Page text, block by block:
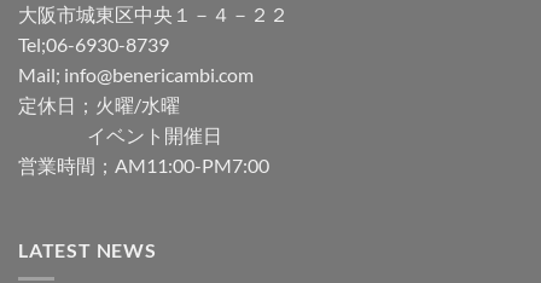
大阪市城東区中央１－４－２２
Tel;06-6930-8739
Mail; info@benericambi.com
定休日；火曜/水曜
イベント開催日
営業時間；AM11:00-PM7:00
LATEST NEWS